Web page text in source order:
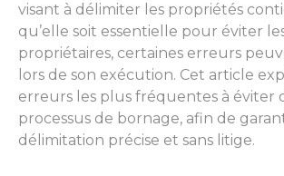
visant à délimiter les propriétés
qu’elle soit essentielle pour éviter
propriétaires, certaines erreurs
lors de son exécution. Cet article
erreurs les plus fréquentes à éviter
processus de bornage, afin de
délimitation précise et sans litige.